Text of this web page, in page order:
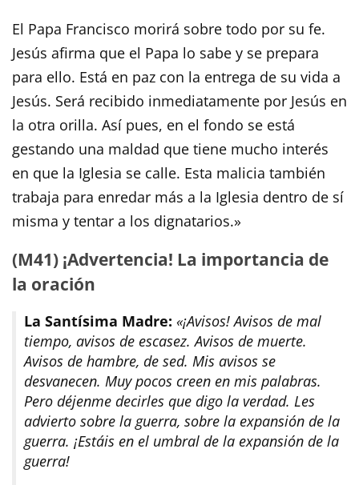
El Papa Francisco morirá sobre todo por su fe.
Jesús afirma que el Papa lo sabe y se prepara
para ello. Está en paz con la entrega de su vida a
Jesús. Será recibido inmediatamente por Jesús en
la otra orilla. Así pues, en el fondo se está
gestando una maldad que tiene mucho interés
en que la Iglesia se calle. Esta malicia también
trabaja para enredar más a la Iglesia dentro de sí
misma y tentar a los dignatarios.»
(M41) ¡Advertencia! La importancia de
la oración
La Santísima Madre: «¡Avisos! Avisos de mal
tiempo, avisos de escasez. Avisos de muerte.
Avisos de hambre, de sed. Mis avisos se
desvanecen. Muy pocos creen en mis palabras.
Pero déjenme decirles que digo la verdad. Les
advierto sobre la guerra, sobre la expansión de la
guerra. ¡Estáis en el umbral de la expansión de la
guerra!